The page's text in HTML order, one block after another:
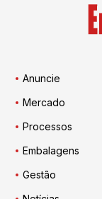
Anuncie
Mercado
Processos
Embalagens
Gestão